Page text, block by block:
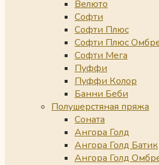
Велюто
Софти
Софти Плюс
Софти Плюс
Софти Мега
Пуффи
Пуффи Колор
Банни Беби
Полушерстяная пряжа
Соната
Ангора Голд
Ангора Голд Батик
Ангора Голд